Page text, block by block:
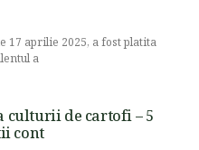
17 aprilie 2025, a fost platita
a
culturii de cartofi – 5
cont